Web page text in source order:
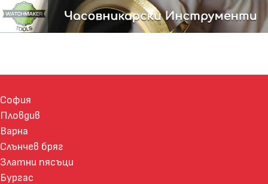
София
Пловдив
Варна
Слънчев бряг
Златни пясъци
Бургас